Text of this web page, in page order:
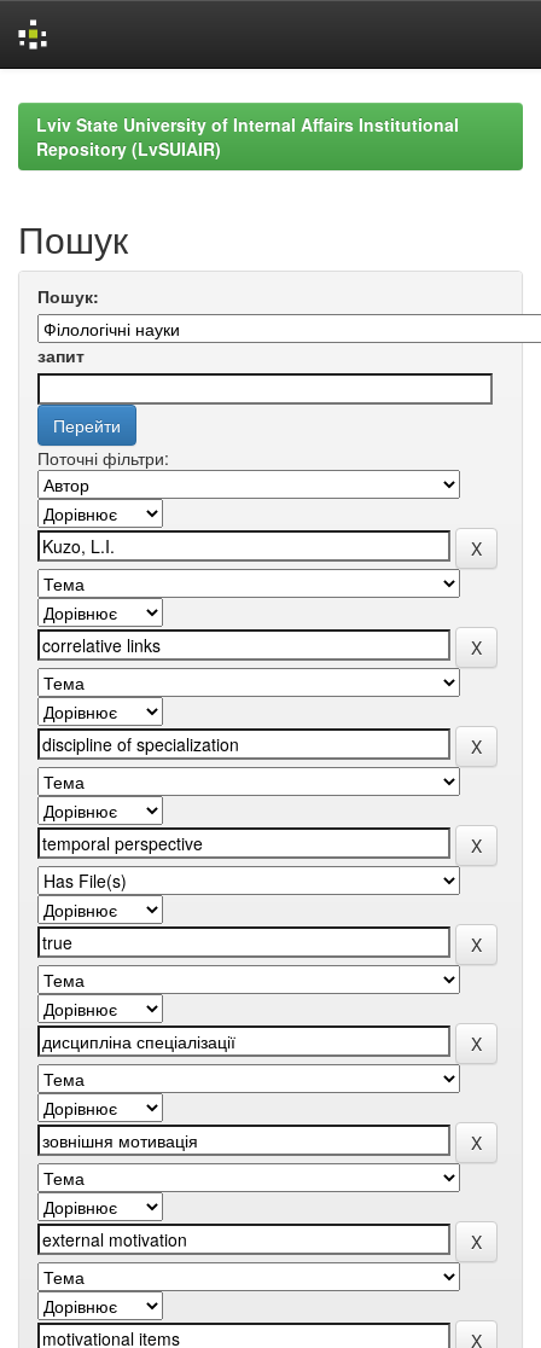
navigationLviv State University of Internal Affairs Institutional
Repository (LvSUIAIR)
Пошук
Пошук:
запит
Поточні фільтри: